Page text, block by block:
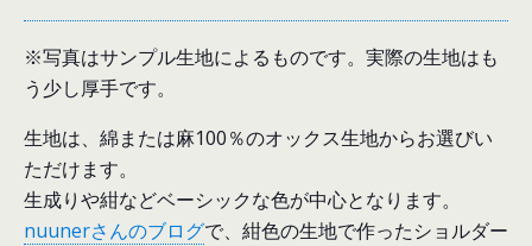
※写真はサンプル生地によるものです。実際の生地はも
う少し厚手です。
生地は、綿または麻100％のオックス生地からお選びい
ただけます。
生成りや紺などベーシックな色が中心となります。
nuunerさんのブログで、紺色の生地で作ったショルダー